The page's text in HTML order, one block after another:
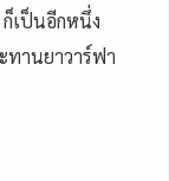
เป็นอีกหนึ่ง
ทานยาวาร์ฟา